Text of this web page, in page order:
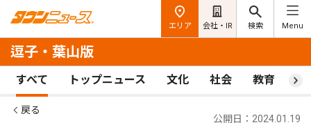
エリア 会社・IR 検索 Menu
逗子・葉山版
すべて トップニュース 文化 社会 教育 ス
戻る
公開日：2024.01.19